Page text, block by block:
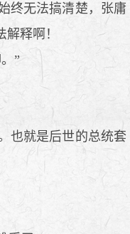
终无法搞清楚，张庸
释啊！
”
也就是后世的总统套